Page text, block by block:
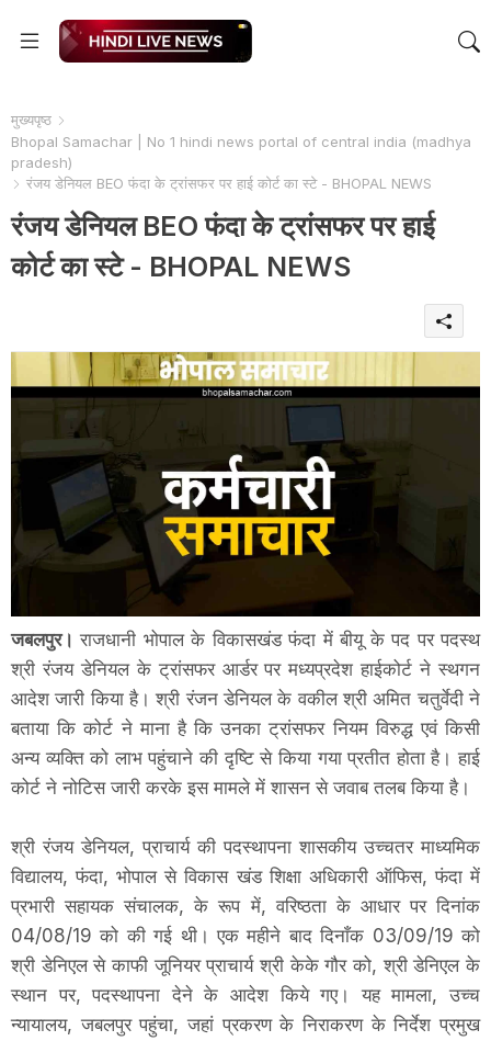
मुख्यपृष्ठ
Bhopal Samachar | No 1 hindi news portal of central india (madhya
pradesh)
रंजय डेनियल BEO फंदा के ट्रांसफर पर हाई कोर्ट का स्टे - BHOPAL NEWS
रंजय डेनियल BEO फंदा के ट्रांसफर पर हाई
कोर्ट का स्टे - BHOPAL NEWS
जबलपुर। राजधानी भोपाल के विकासखंड फंदा में बीयू के पद पर पदस्थ
श्री रंजय डेनियल के ट्रांसफर आर्डर पर मध्यप्रदेश हाईकोर्ट ने स्थगन
आदेश जारी किया है। श्री रंजन डेनियल के वकील श्री अमित चतुर्वेदी ने
बताया कि कोर्ट ने माना है कि उनका ट्रांसफर नियम विरुद्ध एवं किसी
अन्य व्यक्ति को लाभ पहुंचाने की दृष्टि से किया गया प्रतीत होता है। हाई
कोर्ट ने नोटिस जारी करके इस मामले में शासन से जवाब तलब किया है।
श्री रंजय डेनियल, प्राचार्य की पदस्थापना शासकीय उच्चतर माध्यमिक
विद्यालय, फंदा, भोपाल से विकास खंड शिक्षा अधिकारी ऑफिस, फंदा में
प्रभारी सहायक संचालक, के रूप में, वरिष्ठता के आधार पर दिनांक
04/08/19 को की गई थी। एक महीने बाद दिनाँक 03/09/19 को
श्री डेनिएल से काफी जूनियर प्राचार्य श्री केके गौर को, श्री डेनिएल के
स्थान पर, पदस्थापना देने के आदेश किये गए। यह मामला, उच्च
न्यायालय, जबलपुर पहुंचा, जहां प्रकरण के निराकरण के निर्देश प्रमुख